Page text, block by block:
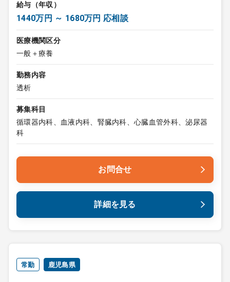
給与（年収）
1440万円 ～ 1680万円 応相談
医療機関区分
一般＋療養
勤務内容
透析
募集科目
循環器内科、血液内科、腎臓内科、心臓血管外科、泌尿器
科
お問合せ
詳細を見る
常勤 鹿児島県